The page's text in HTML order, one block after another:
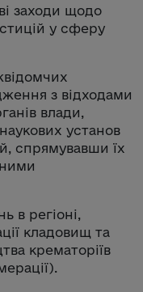
заходи щодо
у сферу
з відходами
влади,
установ
спрямувавши їх
в регіоні,
кладовищ та
крематоріїв